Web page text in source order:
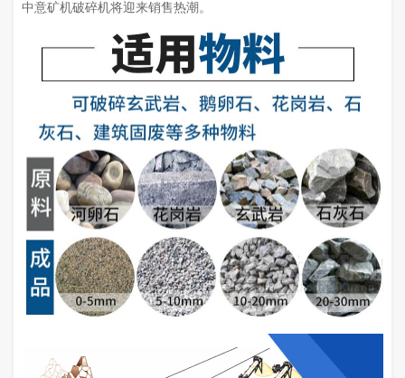
中意矿机破碎机将迎来销售热潮。